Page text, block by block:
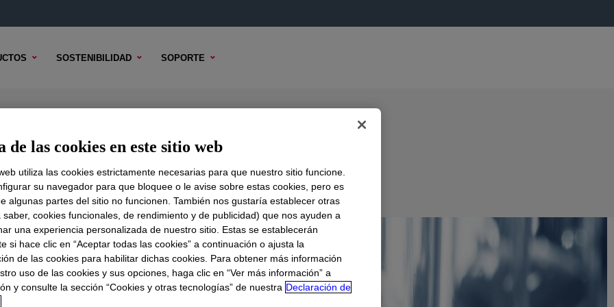
SOSTENIBILIDAD SOPORTE
TÉCNICO OPCIONES DE MUESTRA OPCIONES DE COMPRA
de las cookies en este sitio web
utiliza las cookies estrictamente necesarias para que nuestro sitio funcione.
su navegador para que bloquee o le avise sobre estas cookies, pero es
algunas partes del sitio no funcionen. También nos gustaría establecer otras
saber, cookies funcionales, de rendimiento y de publicidad) que nos ayuden a
una experiencia personalizada de nuestro sitio. Estas se establecerán
si hace clic en “Aceptar todas las cookies” a continuación o ajusta la
de las cookies para habilitar dichas cookies. Para obtener más información
uso de las cookies y sus opciones, haga clic en “Ver más información” a
y consulte la sección “Cookies y otras tecnologías” de nuestra Declaración de